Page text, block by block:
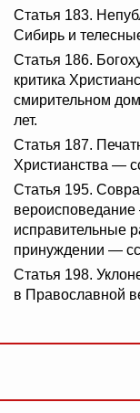
Статья 183.
Сибирь и
Статья 186.
критика
смирительном
лет.
Статья 187.
Христианства —
Статья 195.
исправительные
принуждении —
Статья 198.
в Православной